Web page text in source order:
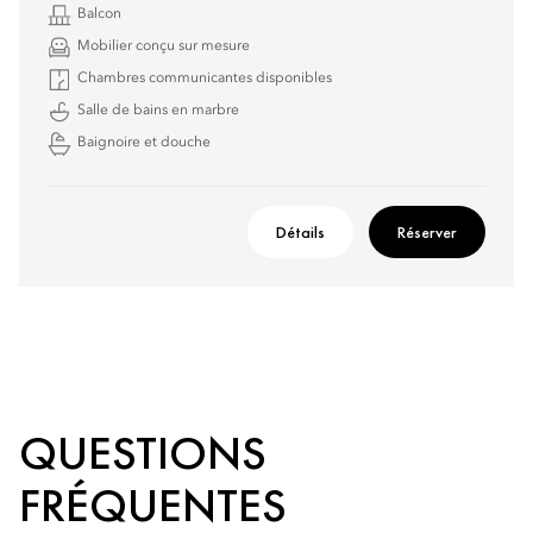
Balcon
Mobilier conçu sur mesure
Chambres communicantes disponibles
Salle de bains en marbre
Baignoire et douche
Détails Réserver
QUESTIONS
FRÉQUENTES